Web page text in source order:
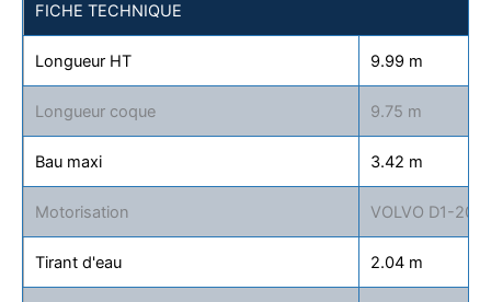
FICHE TECHNIQUE
Longueur HT 9.99 m
Longueur coque 9.75 m
Bau maxi 3.42 m
Motorisation VOLVO D1-20
Tirant d'eau 2.04 m